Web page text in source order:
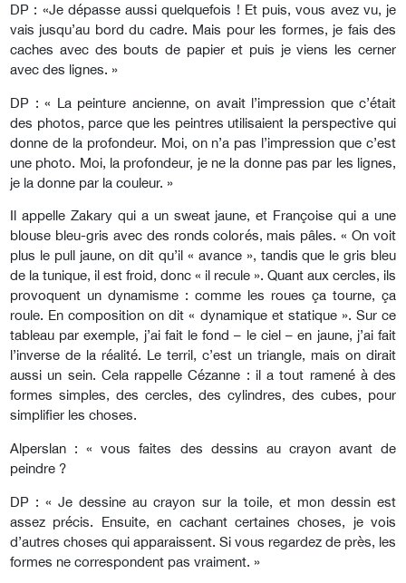
DP : «Je dépasse aussi quelquefois ! Et puis, vous avez vu, je
vais jusqu’au bord du cadre. Mais pour les formes, je fais des
caches avec des bouts de papier et puis je viens les cerner
avec des lignes. »
DP : « La peinture ancienne, on avait l’impression que c’était
des photos, parce que les peintres utilisaient la perspective qui
donne de la profondeur. Moi, on n’a pas l’impression que c’est
une photo. Moi, la profondeur, je ne la donne pas par les lignes,
je la donne par la couleur. »
Il appelle Zakary qui a un sweat jaune, et Françoise qui a une
blouse bleu-gris avec des ronds colorés, mais pâles. « On voit
plus le pull jaune, on dit qu’il « avance », tandis que le gris bleu
de la tunique, il est froid, donc « il recule ». Quant aux cercles, ils
provoquent un dynamisme : comme les roues ça tourne, ça
roule. En composition on dit « dynamique et statique ». Sur ce
tableau par exemple, j’ai fait le fond – le ciel – en jaune, j’ai fait
l’inverse de la réalité. Le terril, c’est un triangle, mais on dirait
aussi un sein. Cela rappelle Cézanne : il a tout ramené à des
formes simples, des cercles, des cylindres, des cubes, pour
simplifier les choses.
Alperslan : « vous faites des dessins au crayon avant de
peindre ?
DP : « Je dessine au crayon sur la toile, et mon dessin est
assez précis. Ensuite, en cachant certaines choses, je vois
d’autres choses qui apparaissent. Si vous regardez de près, les
formes ne correspondent pas vraiment. »